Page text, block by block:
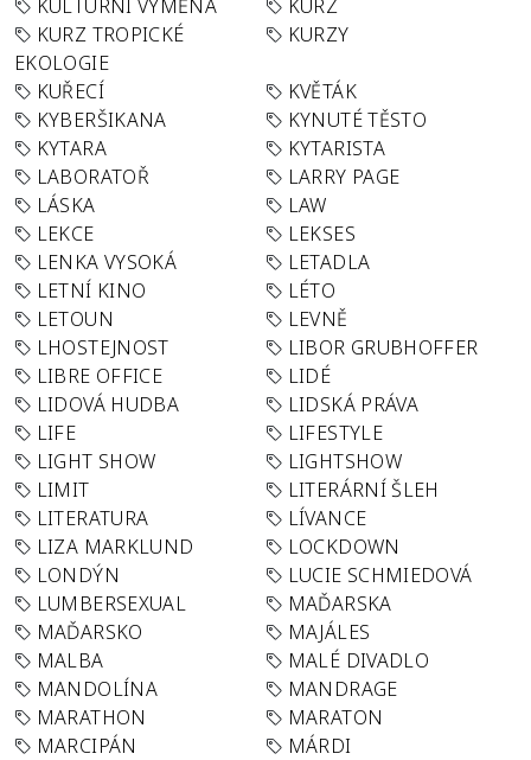
KULTURNÍ VÝMĚNA
KURZ
KURZ TROPICKÉ
EKOLOGIE
KURZY
KUŘECÍ
KVĚTÁK
KYBERŠIKANA
KYNUTÉ TĚSTO
KYTARA
KYTARISTA
LABORATOŘ
LARRY PAGE
LÁSKA
LAW
LEKCE
LEKSES
LENKA VYSOKÁ
LETADLA
LETNÍ KINO
LÉTO
LETOUN
LEVNĚ
LHOSTEJNOST
LIBOR GRUBHOFFER
LIBRE OFFICE
LIDÉ
LIDOVÁ HUDBA
LIDSKÁ PRÁVA
LIFE
LIFESTYLE
LIGHT SHOW
LIGHTSHOW
LIMIT
LITERÁRNÍ ŠLEH
LITERATURA
LÍVANCE
LIZA MARKLUND
LOCKDOWN
LONDÝN
LUCIE SCHMIEDOVÁ
LUMBERSEXUAL
MAĎARSKA
MAĎARSKO
MAJÁLES
MALBA
MALÉ DIVADLO
MANDOLÍNA
MANDRAGE
MARATHON
MARATON
MARCIPÁN
MÁRDI